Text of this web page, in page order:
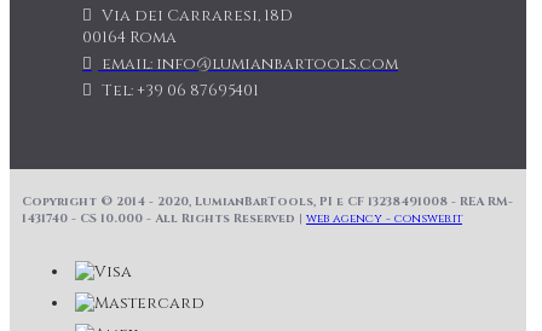
Via dei Carraresi, 18D
00164 Roma
email: info@lumianbartools.com
Tel: +39 06 87695401
Copyright © 2014 - 2020, LumianBarTools, PI e CF 13238491008 - REA RM-
1431740 - CS 10.000 - All Rights Reserved | web agency - consweb.it